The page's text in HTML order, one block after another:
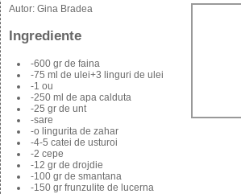
Autor: Gina Bradea
Ingrediente
-600 gr de faina
-75 ml de ulei+3 linguri de ulei
-1 ou
-250 ml de apa calduta
-25 gr de unt
-sare
-o lingurita de zahar
-4-5 catei de usturoi
-2 cepe
-12 gr de drojdie
-100 gr de smantana
-150 gr frunzulite de lucerna